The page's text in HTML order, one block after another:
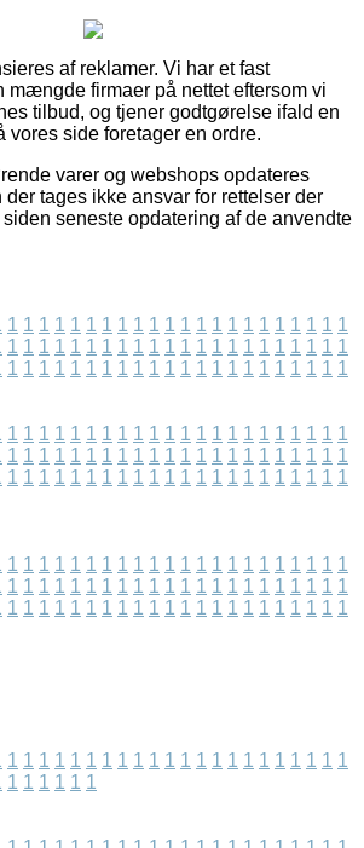
af reklamer. Vi har et fast
mængde firmaer på nettet eftersom vi
tilbud, og tjener godtgørelse ifald en
vores side foretager en ordre.
varer og webshops opdateres
tages ikke ansvar for rettelser der
seneste opdatering af de anvendte
1 1 1 1 1 1 1 1 1 1 1 1 1 1 1 1 1 1 1 1 1 1
1 1 1 1 1 1 1 1 1 1 1 1 1 1 1 1 1 1 1 1 1 1
1 1 1 1 1 1 1 1 1 1 1 1 1 1 1 1 1 1 1 1 1 1
1 1 1 1 1 1 1 1 1 1 1 1 1 1 1 1 1 1 1 1 1 1
1 1 1 1 1 1 1 1 1 1 1 1 1 1 1 1 1 1 1 1 1 1
1 1 1 1 1 1 1 1 1 1 1 1 1 1 1 1 1 1 1 1 1 1
1 1 1 1 1 1 1 1 1 1 1 1 1 1 1 1 1 1 1 1 1 1
1 1 1 1 1 1 1 1 1 1 1 1 1 1 1 1 1 1 1 1 1 1
1 1 1 1 1 1 1 1 1 1 1 1 1 1 1 1 1 1 1 1 1 1
1 1 1 1 1 1 1 1 1 1 1 1 1 1 1 1 1 1 1 1 1 1
1 1 1 1 1 1